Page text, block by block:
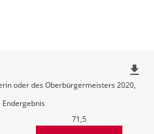
71,5
oder des Oberbürgermeisters 2020,
file_download